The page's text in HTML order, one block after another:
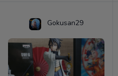
Gokusan29